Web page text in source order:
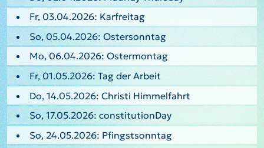
Fr, 03.04.2026: Karfreitag
So, 05.04.2026: Ostersonntag
Mo, 06.04.2026: Ostermontag
Fr, 01.05.2026: Tag der Arbeit
Do, 14.05.2026: Christi Himmelfahrt
So, 17.05.2026: constitutionDay
So, 24.05.2026: Pfingstsonntag